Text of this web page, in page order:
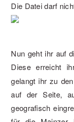
Die Datei darf
Nun geht ihr auf
Diese erreicht
gelangt ihr zu
auf der Seite,
geografisch